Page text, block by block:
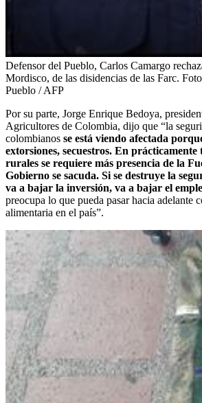
Defensor del Pueblo, Carlos Camargo
Mordisco, de las disidencias de las Farc.
Pueblo / AFP
Por su parte, Jorge Enrique Bedoya,
Agricultores de Colombia, dijo que “la
colombianos se está viendo afectada
extorsiones, secuestros. En
rurales se requiere más presencia de la
Gobierno se sacuda. Si se destruye la
va a bajar la inversión, va a bajar el
preocupa lo que pueda pasar hacia adelante
alimentaria en el país”.